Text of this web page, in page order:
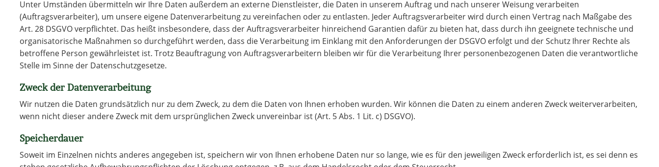
Unter Umständen übermitteln wir Ihre Daten außerdem an externe Dienstleister, die Daten in unserem Auftrag und nach unserer Weisung verarbeiten
(Auftragsverarbeiter), um unsere eigene Datenverarbeitung zu vereinfachen oder zu entlasten. Jeder Auftragsverarbeiter wird durch einen Vertrag nach Maßgabe des
Art. 28 DSGVO verpflichtet. Das heißt insbesondere, dass der Auftragsverarbeiter hinreichend Garantien dafür zu bieten hat, dass durch ihn geeignete technische und
organisatorische Maßnahmen so durchgeführt werden, dass die Verarbeitung im Einklang mit den Anforderungen der DSGVO erfolgt und der Schutz Ihrer Rechte als
betroffene Person gewährleistet ist. Trotz Beauftragung von Auftragsverarbeitern bleiben wir für die Verarbeitung Ihrer personenbezogenen Daten die verantwortliche
Stelle im Sinne der Datenschutzgesetze.
Zweck der Datenverarbeitung
Wir nutzen die Daten grundsätzlich nur zu dem Zweck, zu dem die Daten von Ihnen erhoben wurden. Wir können die Daten zu einem anderen Zweck weiterverarbeiten,
wenn nicht dieser andere Zweck mit dem ursprünglichen Zweck unvereinbar ist (Art. 5 Abs. 1 Lit. c) DSGVO).
Speicherdauer
Soweit im Einzelnen nichts anderes angegeben ist, speichern wir von Ihnen erhobene Daten nur so lange, wie es für den jeweiligen Zweck erforderlich ist, es sei denn es